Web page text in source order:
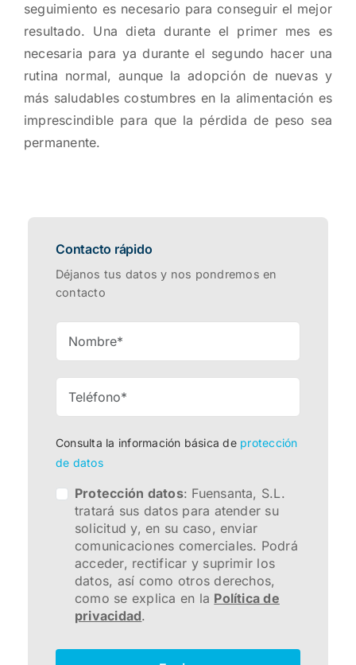
seguimiento es necesario para conseguir el mejor
resultado. Una dieta durante el primer mes es
necesaria para ya durante el segundo hacer una
rutina normal, aunque la adopción de nuevas y
más saludables costumbres en la alimentación es
imprescindible para que la pérdida de peso sea
permanente.
Contacto rápido
Déjanos tus datos y nos pondremos en
contacto
Consulta la información básica de protección
de datos
Protección datos: Fuensanta, S.L.
tratará sus datos para atender su
solicitud y, en su caso, enviar
comunicaciones comerciales. Podrá
acceder, rectificar y suprimir los
datos, así como otros derechos,
como se explica en la Política de
privacidad.